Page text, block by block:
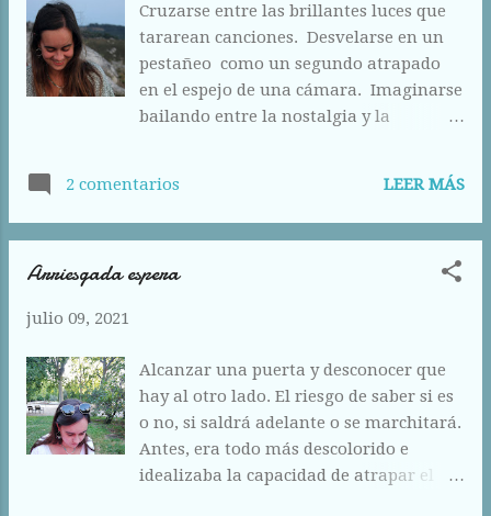
enormes olas del océano. Creer que la
anchura no existe como un último
suspiro antes de derramar la lágrima
en el fracaso. Nosotros, somos la
materialización de la vida, tenemos la
propias acciones y las de los demás.
brazos como adultos recién nacidos.
Cruzarse entre las brillantes luces que
tararean canciones. Desvelarse en un
pestañeo como un segundo atrapado
en el espejo de una cámara. Imaginarse
bailando entre la nostalgia y la
bifurcan por la curva de tu rostro
mientras contemplas la alegría que
esconderse, aunque la lluvia sece mis
una mirada.
2 comentarios LEER MÁS
Arriesgada espera
julio 09, 2021
Alcanzar una puerta y desconocer que
hay al otro lado. El riesgo de saber si es
o no, si saldrá adelante o se marchitará.
Antes, era todo más descolorido e
idealizaba la capacidad de atrapar el